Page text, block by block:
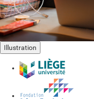
Illustration